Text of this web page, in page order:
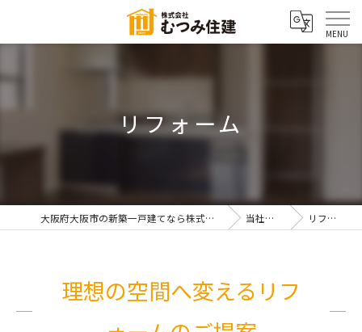
リフォーム
大阪府大阪市の新築一戸建てなら株式会社むつみ住建 当社の特徴 リフォーム
理想の空間へ変えるリフ